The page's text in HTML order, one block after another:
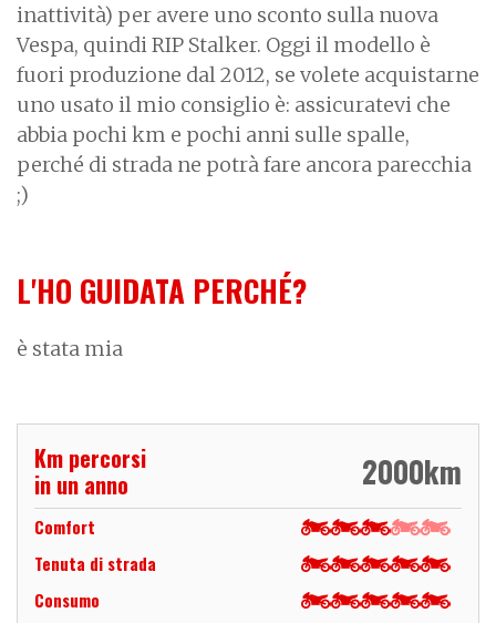
inattività) per avere uno sconto sulla nuova
Vespa, quindi RIP Stalker. Oggi il modello è
fuori produzione dal 2012, se volete acquistarne
uno usato il mio consiglio è: assicuratevi che
abbia pochi km e pochi anni sulle spalle,
perché di strada ne potrà fare ancora parecchia
;)
L'HO GUIDATA PERCHÉ?
è stata mia
Km percorsi
in un anno
2000km
Comfort
Tenuta di strada
Consumo